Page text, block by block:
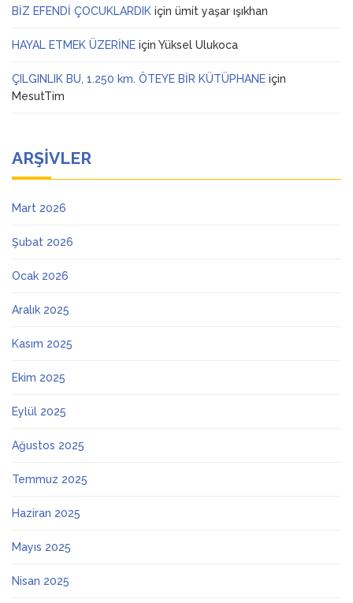
BİZ EFENDİ ÇOCUKLARDIK için ümit yaşar ışıkhan
HAYAL ETMEK ÜZERİNE için Yüksel Ulukoca
ÇILGINLIK BU, 1.250 km. ÖTEYE BİR KÜTÜPHANE için
MesutTim
ARŞIVLER
Mart 2026
Şubat 2026
Ocak 2026
Aralık 2025
Kasım 2025
Ekim 2025
Eylül 2025
Ağustos 2025
Temmuz 2025
Haziran 2025
Mayıs 2025
Nisan 2025